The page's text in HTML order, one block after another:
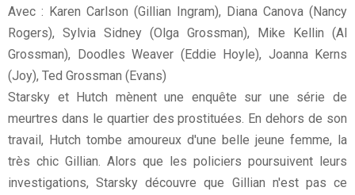
Avec : Karen Carlson (Gillian Ingram), Diana Canova (Nancy
Rogers), Sylvia Sidney (Olga Grossman), Mike Kellin (Al
Grossman), Doodles Weaver (Eddie Hoyle), Joanna Kerns
(Joy), Ted Grossman (Evans)
Starsky et Hutch mènent une enquête sur une série de
meurtres dans le quartier des prostituées. En dehors de son
travail, Hutch tombe amoureux d'une belle jeune femme, la
très chic Gillian. Alors que les policiers poursuivent leurs
investigations, Starsky découvre que Gillian n'est pas ce